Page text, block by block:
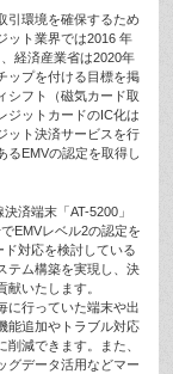
引環境を確保するため
ット業界では2016 年
経済産業省は2020年
ップを付ける目標を掲
シフト（磁気カード取
ジットカードのIC化は
ット決済サービスを行
るEMVの認定を取得し
済端末「AT-5200」
EMVレベル2の認定を
ド対応を検討している
テム構築を実現し、決
いたします。
に行っていた端末や出
能追加やトラブル対応
減できます。また、
グデータ活用などマー